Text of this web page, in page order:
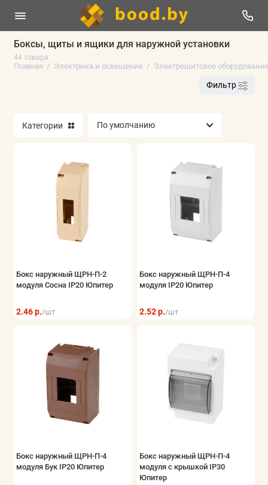
Боксы, щиты и ящики для наружной установки
44 товара
Главная Электрика и освещение Электрощитовое
Отпугиватели уничтожители
Аксессуары для электротехники
Инструменты электрика
Кабель, провод
Электрощитовое оборудование
Элементы питания и блоки питания
Показать все
Фильтр
Категории
Бокс наружный ЩРН-П-2
модуля Сосна IP20 Юпитер
2.46 р./шт
Бокс наружный ЩРН-П-4
модуля IP20 Юпитер
2.52 р./шт
Бокс наружный ЩРН-П-4
модуля Бук IP20 Юпитер
Бокс наружный ЩРН-П-4
модуля с крышкой IP30
Юпитер